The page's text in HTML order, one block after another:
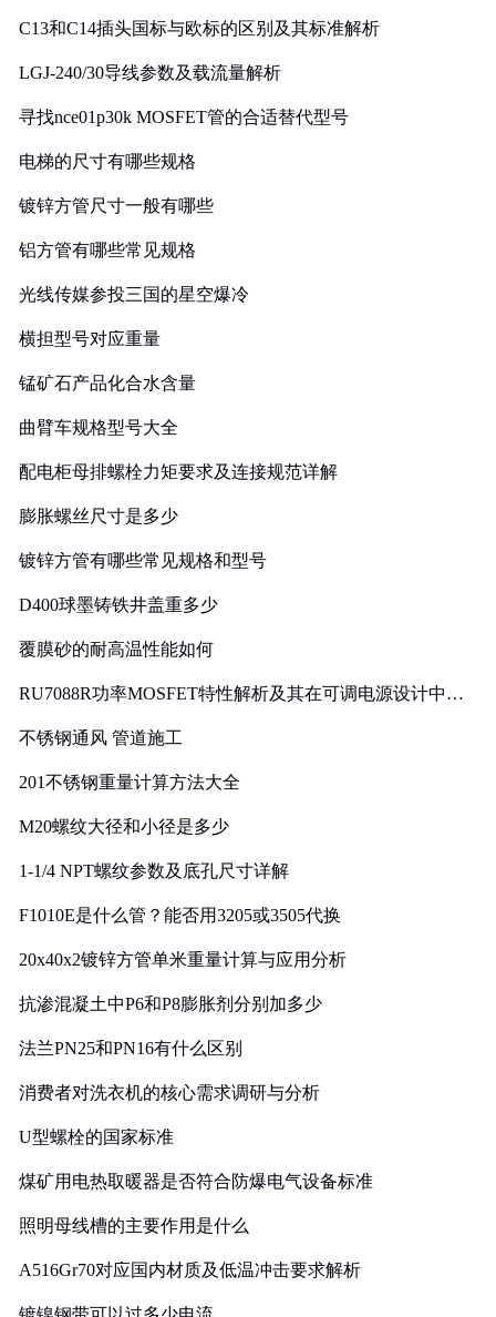
C13和C14插头国标与欧标的区别及其标准解析
LGJ-240/30导线参数及载流量解析
寻找nce01p30k MOSFET管的合适替代型号
电梯的尺寸有哪些规格
镀锌方管尺寸一般有哪些
铝方管有哪些常见规格
光线传媒参投三国的星空爆冷
横担型号对应重量
锰矿石产品化合水含量
曲臂车规格型号大全
配电柜母排螺栓力矩要求及连接规范详解
膨胀螺丝尺寸是多少
镀锌方管有哪些常见规格和型号
D400球墨铸铁井盖重多少
覆膜砂的耐高温性能如何
RU7088R功率MOSFET特性解析及其在可调电源设计中的
不锈钢通风 管道施工
201不锈钢重量计算方法大全
M20螺纹大径和小径是多少
1-1/4 NPT螺纹参数及底孔尺寸详解
F1010E是什么管？能否用3205或3505代换
20x40x2镀锌方管单米重量计算与应用分析
抗渗混凝土中P6和P8膨胀剂分别加多少
法兰PN25和PN16有什么区别
消费者对洗衣机的核心需求调研与分析
U型螺栓的国家标准
煤矿用电热取暖器是否符合防爆电气设备标准
照明母线槽的主要作用是什么
A516Gr70对应国内材质及低温冲击要求解析